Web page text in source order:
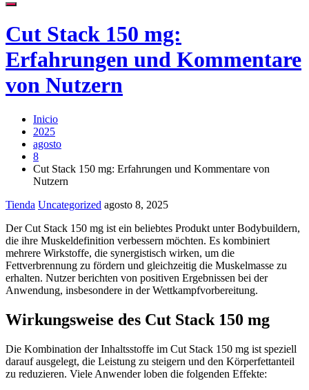
Cut Stack 150 mg:
Erfahrungen und Kommentare
von Nutzern
Inicio
2025
agosto
8
Cut Stack 150 mg: Erfahrungen und Kommentare von
Nutzern
Tienda Uncategorized agosto 8, 2025
Der Cut Stack 150 mg ist ein beliebtes Produkt unter Bodybuildern,
die ihre Muskeldefinition verbessern möchten. Es kombiniert
mehrere Wirkstoffe, die synergistisch wirken, um die
Fettverbrennung zu fördern und gleichzeitig die Muskelmasse zu
erhalten. Nutzer berichten von positiven Ergebnissen bei der
Anwendung, insbesondere in der Wettkampfvorbereitung.
Wirkungsweise des Cut Stack 150 mg
Die Kombination der Inhaltsstoffe im Cut Stack 150 mg ist speziell
darauf ausgelegt, die Leistung zu steigern und den Körperfettanteil
zu reduzieren. Viele Anwender loben die folgenden Effekte: